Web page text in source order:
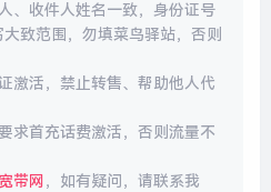
、收件人姓名一致，身份证号
致范围，勿填菜鸟驿站，否则
激活，禁止转售、帮助他人代
求首充话费激活，否则流量不
带网 ，如有疑问，请联系我